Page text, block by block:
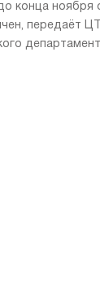
конца
передаёт